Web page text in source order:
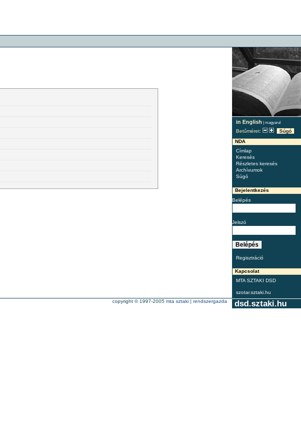
in English | magyarul
Betűméret:
Súgó
NDA
Címlap
Keresés
Részletes keresés
Archívumok
Súgó
Bejelentkezés
Belépés
Jelszó
Regisztráció
Kapcsolat
MTA SZTAKI DSD
szotar.sztaki.hu
dsd.sztaki.hu
copyright © 1997-2005 mta sztaki | rendszergazda